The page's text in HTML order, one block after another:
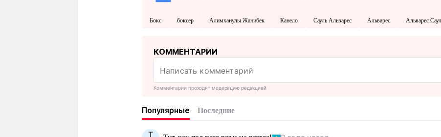
Бокс боксер Алимханулы Жанибек Канело Сауль Альварес Альварес Альварес
КОММЕНТАРИИ
Комментарии проходят модерацию редакцией
Популярные Последние
Т